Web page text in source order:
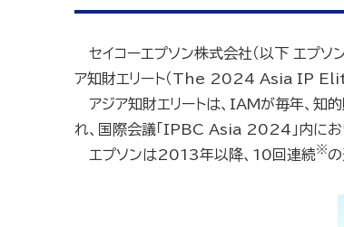
セイコーエプソン株式会社（以下 エ
ア知財エリート（The 2024 Asia IP Elite
アジア知財エリートは、IAMが毎年、
れ、国際会議「IPBC Asia 2024」内にお
エプソンは2013年以降、10回 連続※の